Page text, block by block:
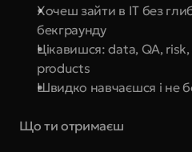
Хочеш зайти в IT без
бекграунду
Цікавишся: data, QA,
products
Швидко навчаєшся і не
Що ти отримаєш